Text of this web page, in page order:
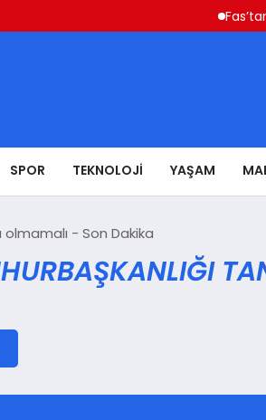
SPOR TEKNOLOJI YAŞAM
olmamalı - Son Dakika